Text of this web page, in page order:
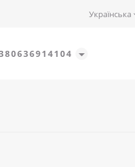
Українська